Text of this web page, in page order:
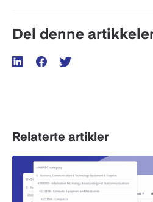
Del denne
Relaterte artikler